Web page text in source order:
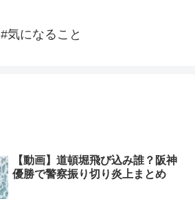
#気になること
【動画】道頓堀飛び込み誰？阪神
優勝で警察振り切り炎上まとめ